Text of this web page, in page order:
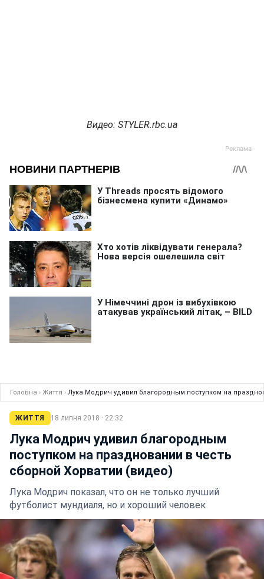
Видео: STYLER.rbc.ua
Головна › Життя › Лука Модрич удивил благородным поступком на
ЖИТТЯ 18 липня 2018 · 22:32
Лука Модрич удивил благородным
поступком на праздновании в честь
сборной Хорватии (видео)
Лука Модрич показал, что он не только лучший
футболист мундиаля, но и хороший человек